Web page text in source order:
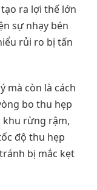
ra lợi thế lớn
sự nhạy bén
rủi ro bị tấn
mà còn là cách
bo thu hẹp
khu rừng rậm,
độ thu hẹp
bị mắc kẹt